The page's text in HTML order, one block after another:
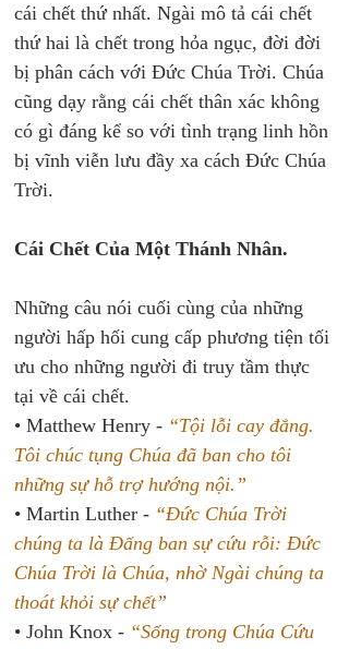
cái chết thứ nhất. Ngài mô tả cái chết
thứ hai là chết trong hỏa ngục, đời đời
bị phân cách với Đức Chúa Trời. Chúa
cũng dạy rằng cái chết thân xác không
có gì đáng kể so với tình trạng linh hồn
bị vĩnh viễn lưu đầy xa cách Đức Chúa
Trời.
Cái Chết Của Một Thánh Nhân.
Những câu nói cuối cùng của những
người hấp hối cung cấp phương tiện tối
ưu cho những người đi truy tầm thực
tại về cái chết.
• Matthew Henry - “Tội lỗi cay đắng.
Tôi chúc tụng Chúa đã ban cho tôi
những sự hỗ trợ hướng nội.”
• Martin Luther - “Đức Chúa Trời
chúng ta là Đấng ban sự cứu rỗi: Đức
Chúa Trời là Chúa, nhờ Ngài chúng ta
thoát khỏi sự chết”
• John Knox - “Sống trong Chúa Cứu